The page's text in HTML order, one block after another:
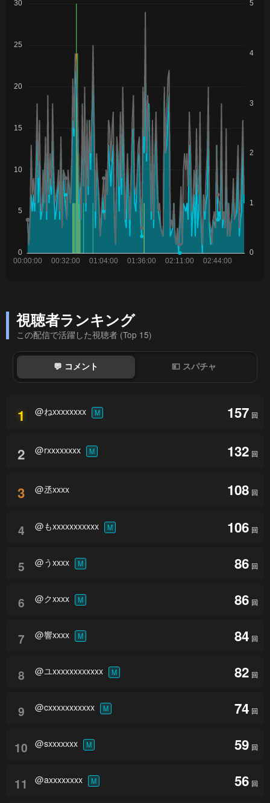
視聴者ランキング
この配信で活躍した視聴者 (Top 15)
💬 コメント 💴 スパチャ
1 @ねxxxxxxxx M 157 回
2 @rxxxxxxxx M 132 回
3 @丞xxxx 108 回
4 @もxxxxxxxxxxx M 106 回
5 @うxxxx M 86 回
6 @クxxxx M 86 回
7 @響xxxx M 84 回
8 @ユxxxxxxxxxxxx M 82 回
9 @cxxxxxxxxxxx M 74 回
10 @sxxxxxxx M 59 回
11 @axxxxxxxx M 56 回